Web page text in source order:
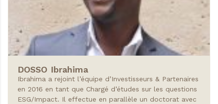
DOSSO Ibrahima
Ibrahima a rejoint l’équipe d’Investisseurs & Partenaires
en 2016 en tant que Chargé d’études sur les questions
ESG/Impact. Il effectue en parallèle un doctorat avec